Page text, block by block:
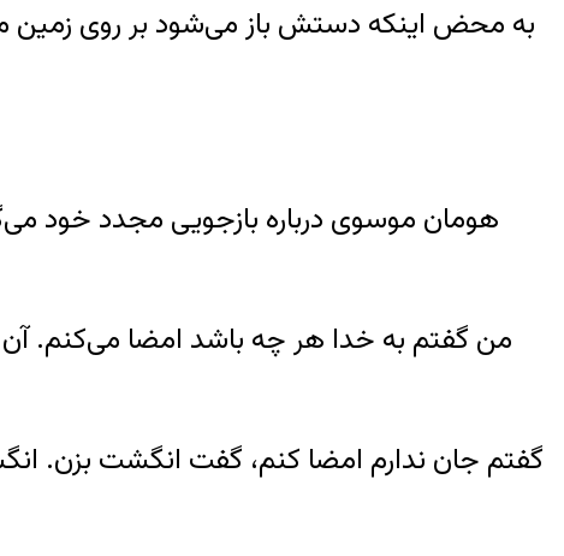
به محض اینکه دستش باز می‌شود بر روی زمین
من گفتم به خدا هر چه باشد امضا می‌کنم.
گفتم جان ندارم امضا کنم، گفت انگشت بزن.